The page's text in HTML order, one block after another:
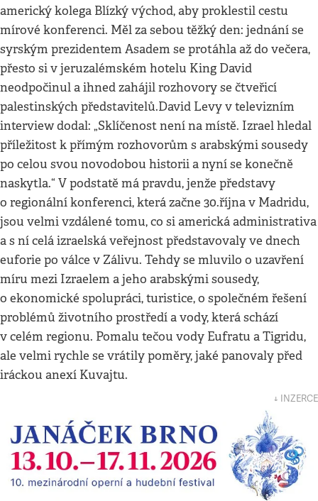
americký kolega Blízký východ, aby proklestil cestu
mírové konferenci. Měl za sebou těžký den: jednání se
syrským prezidentem Asadem se protáhla až do večera,
přesto si v jeruzalémském hotelu King David
neodpočinul a ihned zahájil rozhovory se čtveřicí
palestinských představitelů.David Levy v televizním
interview dodal: „Sklíčenost není na místě. Izrael hledal
příležitost k přímým rozhovorům s arabskými sousedy
po celou svou novodobou historii a nyní se konečně
naskytla.“ V podstatě má pravdu, jenže představy
o regionální konferenci, která začne 30.října v Madridu,
jsou velmi vzdálené tomu, co si americká administrativa
a s ní celá izraelská veřejnost představovaly ve dnech
euforie po válce v Zálivu. Tehdy se mluvilo o uzavření
míru mezi Izraelem a jeho arabskými sousedy,
o ekonomické spolupráci, turistice, o společném řešení
problémů životního prostředí a vody, která schází
v celém regionu. Pomalu tečou vody Eufratu a Tigridu,
ale velmi rychle se vrátily poměry, jaké panovaly před
iráckou anexí Kuvajtu.
↓ INZERCE